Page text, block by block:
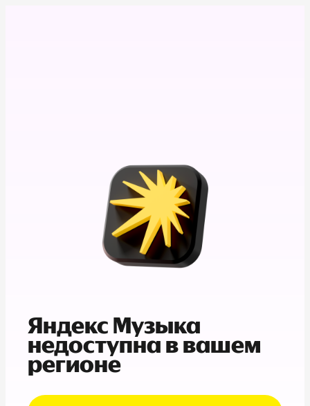
Яндекс Музыка
недоступна в вашем
регионе